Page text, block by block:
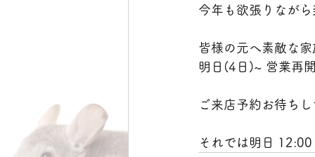
今年も欲張りなが
皆様の元へ素敵な
明日(4日)~ 営業再
ご来店予約お待ちし
それでは明日